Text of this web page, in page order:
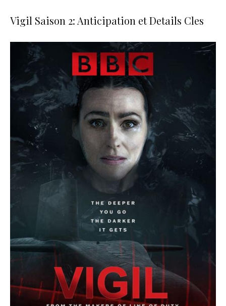
Vigil Saison 2: Anticipation et Details Cles